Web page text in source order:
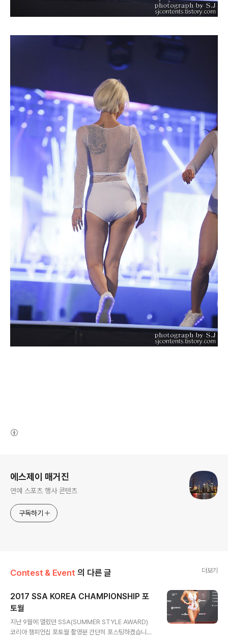
에스제이 매거진
연예 스포츠 행사 콘텐츠
구독하기
Contest & Event 의 다른 글 더보기
2017 SSA KOREA CHAMPIONSHIP 포
토월
지난 9월에 열렸던 SSA(SUMMER STYLE AWARD)
코리아 챔피언십 포토월 촬영분 간단히 포스팅하겠습니다